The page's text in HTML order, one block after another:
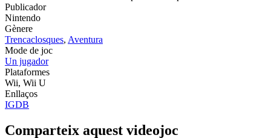
Publicador
Nintendo
Gènere
Trencaclosques, Aventura
Mode de joc
Un jugador
Plataformes
Wii, Wii U
Enllaços
IGDB
Comparteix aquest videojoc